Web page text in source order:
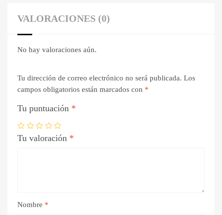
VALORACIONES (0)
No hay valoraciones aún.
Tu dirección de correo electrónico no será publicada. Los
campos obligatorios están marcados con *
Tu puntuación *
Tu valoración *
Nombre *